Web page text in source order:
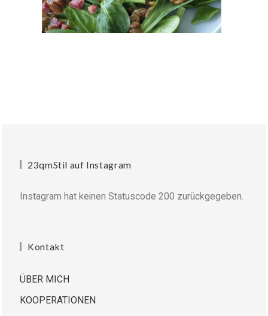
23qmStil auf Instagram
Instagram hat keinen Statuscode 200 zurückgegeben.
Kontakt
ÜBER MICH
KOOPERATIONEN